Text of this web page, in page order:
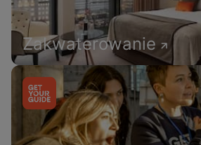
Zakwaterowanie